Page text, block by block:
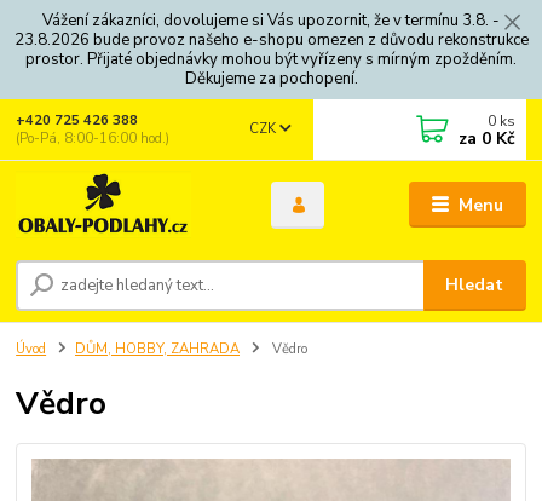
Vážení zákazníci, dovolujeme si Vás upozornit, že v termínu 3.8. -
23.8.2026 bude provoz našeho e-shopu omezen z důvodu rekonstrukce
prostor. Přijaté objednávky mohou být vyřízeny s mírným zpožděním.
Děkujeme za pochopení.
Menu
CZK
Hledat
+420 725 426 388
(Po-Pá, 8:00-16:00 hod.)
0 ks
za 0 Kč
Úvod DŮM, HOBBY, ZAHRADA Vědro
Vědro